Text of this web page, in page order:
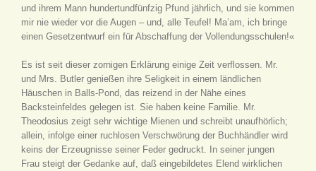
und ihrem Mann hundertundfünfzig Pfund jährlich, und sie kommen
mir nie wieder vor die Augen – und, alle Teufel! Ma’am, ich bringe
einen Gesetzentwurf ein für Abschaffung der Vollendungsschulen!«
Es ist seit dieser zornigen Erklärung einige Zeit verflossen. Mr.
und Mrs. Butler genießen ihre Seligkeit in einem ländlichen
Häuschen in Balls-Pond, das reizend in der Nähe eines
Backsteinfeldes gelegen ist. Sie haben keine Familie. Mr.
Theodosius zeigt sehr wichtige Mienen und schreibt unaufhörlich;
allein, infolge einer ruchlosen Verschwörung der Buchhändler wird
keins der Erzeugnisse seiner Feder gedruckt. In seiner jungen
Frau steigt der Gedanke auf, daß eingebildetes Elend wirklichen